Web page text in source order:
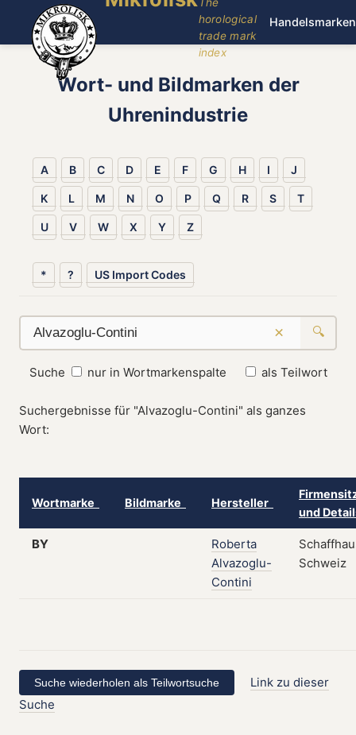
horological
trade mark
index
Handelsmarken
Wort- und Bildmarken der
Uhrenindustrie
A B C D E F G H I J
K L M N O P Q R S T
U V W X Y Z
* ? US Import Codes
× 🔍
Suche nur in Wortmarkenspalte als Teilwort
Suchergebnisse für "Alvazoglu-Contini" als ganzes
Wort:
Wortmarke Bildmarke Hersteller
und
BY
Roberta
Alvazoglu-
Contini
Schweiz
Link zu dieser
Suche